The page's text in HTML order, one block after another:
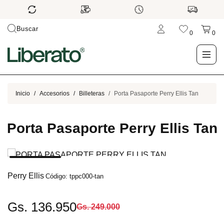
Buscar
0 0
LO NUEVO
BLOG
Inicio Accesorios Billeteras Porta Pasaporte Perry Ellis Tan
Porta Pasaporte Perry Ellis Tan
Perry Ellis Código: tppc000-tan
Gs. 136.950Gs. 249.000